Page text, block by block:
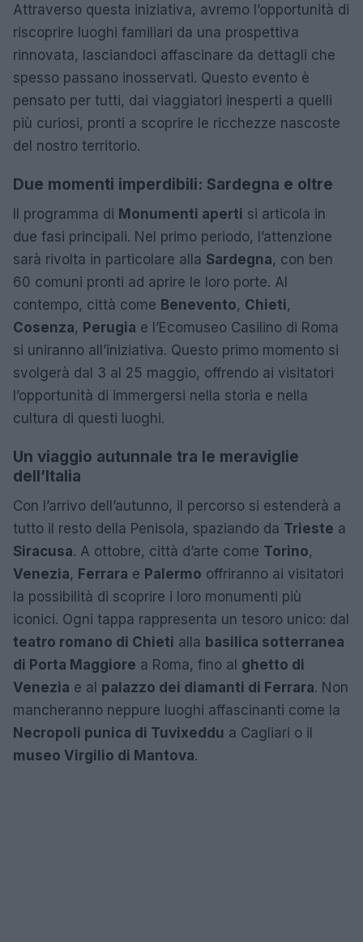
Attraverso questa iniziativa, avremo l’opportunità di
riscoprire luoghi familiari da una prospettiva
rinnovata, lasciandoci affascinare da dettagli che
spesso passano inosservati. Questo evento è
pensato per tutti, dai viaggiatori inesperti a quelli
più curiosi, pronti a scoprire le ricchezze nascoste
del nostro territorio.
Due momenti imperdibili: Sardegna e oltre
Il programma di Monumenti aperti si articola in
due fasi principali. Nel primo periodo, l’attenzione
sarà rivolta in particolare alla Sardegna, con ben
60 comuni pronti ad aprire le loro porte. Al
contempo, città come Benevento, Chieti,
Cosenza, Perugia e l’Ecomuseo Casilino di Roma
si uniranno all’iniziativa. Questo primo momento si
svolgerà dal 3 al 25 maggio, offrendo ai visitatori
l’opportunità di immergersi nella storia e nella
cultura di questi luoghi.
Un viaggio autunnale tra le meraviglie
dell’Italia
Con l’arrivo dell’autunno, il percorso si estenderà a
tutto il resto della Penisola, spaziando da Trieste a
Siracusa. A ottobre, città d’arte come Torino,
Venezia, Ferrara e Palermo offriranno ai visitatori
la possibilità di scoprire i loro monumenti più
iconici. Ogni tappa rappresenta un tesoro unico: dal
teatro romano di Chieti alla basilica sotterranea
di Porta Maggiore a Roma, fino al ghetto di
Venezia e al palazzo dei diamanti di Ferrara. Non
mancheranno neppure luoghi affascinanti come la
Necropoli punica di Tuvixeddu a Cagliari o il
museo Virgilio di Mantova.